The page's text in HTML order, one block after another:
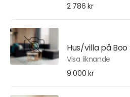
2 786 kr
Hus/villa på Boo
Visa liknande
9 000 kr